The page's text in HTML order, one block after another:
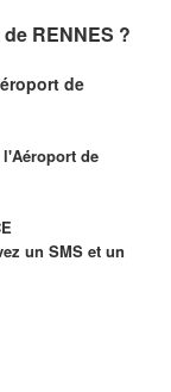
RENNES ?
de
de
un SMS et un